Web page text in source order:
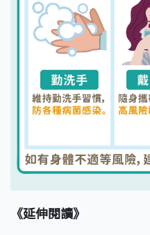
《延伸閱讀》